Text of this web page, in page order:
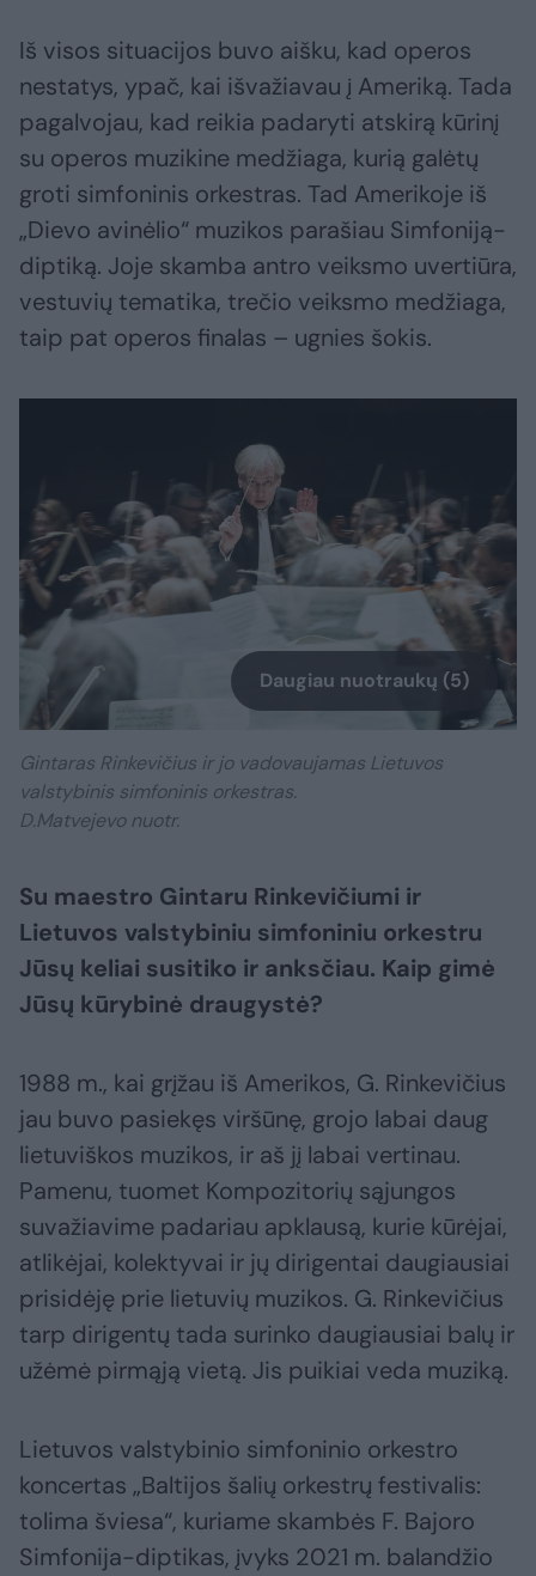
Iš visos situacijos buvo aišku, kad operos
nestatys, ypač, kai išvažiavau į Ameriką. Tada
pagalvojau, kad reikia padaryti atskirą kūrinį
su operos muzikine medžiaga, kurią galėtų
groti simfoninis orkestras. Tad Amerikoje iš
„Dievo avinėlio“ muzikos parašiau Simfoniją-
diptiką. Joje skamba antro veiksmo uvertiūra,
vestuvių tematika, trečio veiksmo medžiaga,
taip pat operos finalas – ugnies šokis.
Daugiau nuotraukų (5)
Gintaras Rinkevičius ir jo vadovaujamas Lietuvos
valstybinis simfoninis orkestras.
D.Matvejevo nuotr.
Su maestro Gintaru Rinkevičiumi ir
Lietuvos valstybiniu simfoniniu orkestru
Jūsų keliai susitiko ir anksčiau. Kaip gimė
Jūsų kūrybinė draugystė?
1988 m., kai grįžau iš Amerikos, G. Rinkevičius
jau buvo pasiekęs viršūnę, grojo labai daug
lietuviškos muzikos, ir aš jį labai vertinau.
Pamenu, tuomet Kompozitorių sąjungos
suvažiavime padariau apklausą, kurie kūrėjai,
atlikėjai, kolektyvai ir jų dirigentai daugiausiai
prisidėję prie lietuvių muzikos. G. Rinkevičius
tarp dirigentų tada surinko daugiausiai balų ir
užėmė pirmąją vietą. Jis puikiai veda muziką.
Lietuvos valstybinio simfoninio orkestro
koncertas „Baltijos šalių orkestrų festivalis:
tolima šviesa“, kuriame skambės F. Bajoro
Simfonija-diptikas, įvyks 2021 m. balandžio